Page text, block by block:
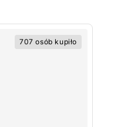
707 osób kupiło